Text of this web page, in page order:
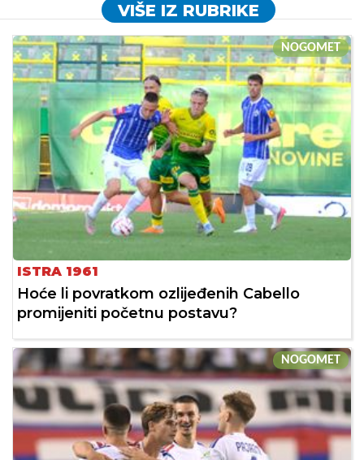
VIŠE IZ RUBRIKE
NOGOMET
ISTRA 1961
Hoće li povratkom ozlijeđenih Cabello
promijeniti početnu postavu?
NOGOMET